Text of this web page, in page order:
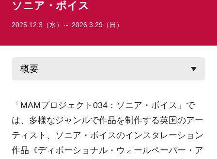
ソニア・ボイス
2025.12.3（水）～ 2026.3.29（日）
「MAMプロジェクト034：ソニア・ボイス」で
は、多様なジャンルで作品を制作する英国のアー
ティスト、ソニア・ボイスのインスタレーション
作品《ディボーショナル・ウォールペーパー・ア